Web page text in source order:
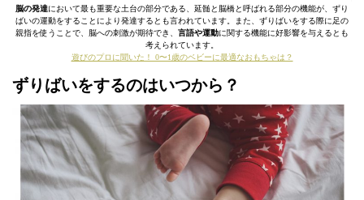
脳の発達において最も重要な土台の部分である、延髄と脳橋と呼ばれる部分の機能が、ずり
ばいの運動をすることにより発達するとも言われています。また、ずりばいをする際に足の
親指を使うことで、脳への刺激が期待でき、 言語や運動に関する機能に好影響を与えるとも
考えられています。
遊びのプロに聞いた！ 0〜1歳のベビーに最適なおもちゃは？
ずりばいをするのはいつから？